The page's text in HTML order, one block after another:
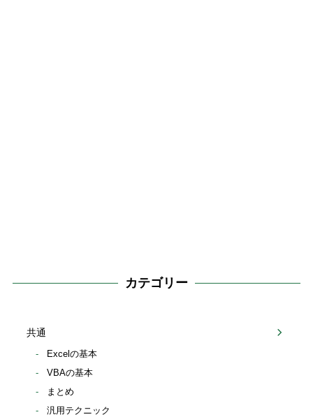
カテゴリー
共通
Excelの基本
VBAの基本
まとめ
汎用テクニック